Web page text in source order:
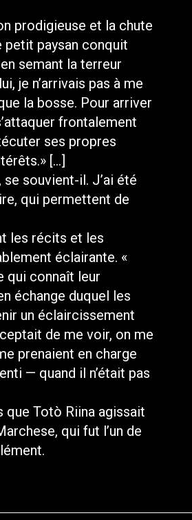
prodigieuse et la chute
petit paysan conquit
semant la terreur
je n’arrivais pas à me
la bosse. Pour arriver
frontalement
ses propres
[…]
se souvient-il. J’ai été
qui permettent de
les récits et les
éclairante. «
qui connaît leur
échange duquel les
un éclaircissement
de me voir, on me
prenaient en charge
— quand il n’était pas
que Totò Riina agissait
qui fut l’un de